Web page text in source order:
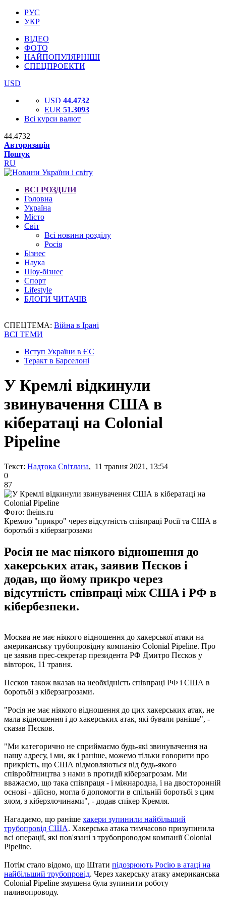
РУС
УКР
ВІДЕО
ФОТО
НАЙПОПУЛЯРНІШІ
СПЕЦПРОЕКТИ
USD
USD 44.4732
EUR 51.3093
Всі курси валют
44.4732
Авторизація
Пошук
RU
ВСІ РОЗДІЛИ
Головна
Україна
Місто
Світ
Всі новини розділу
Росія
Бізнес
Наука
Шоу-бізнес
Спорт
Lifestyle
БЛОГИ ЧИТАЧІВ
СПЕЦТЕМА: Війна в Ірані
ВСІ ТЕМИ
Вступ України в ЄС
Теракт в Барселоні
У Кремлі відкинули
звинувачення США в
кібератаці на Colonial
Pipeline
Текст: Надтока Світлана, 11 травня 2021, 13:54
0
87
Фото: theins.ru
Кремлю "прикро" через відсутність співпраці Росії та США в
боротьбі з кіберзагрозами
Росія не має ніякого відношення до
хакерських атак, заявив Пєсков і
додав, що йому прикро через
відсутність співпраці між США і РФ в
кібербезпеки.
Москва не має ніякого відношення до хакерської атаки на
американську трубопровідну компанію Colonial Pipeline. Про
це заявив прес-секретар президента РФ Дмитро Пєсков у
вівторок, 11 травня.
Пєсков також вказав на необхідність співпраці РФ і США в
боротьбі з кіберзагрозами.
"Росія не має ніякого відношення до цих хакерських атак, не
мала відношення і до хакерських атак, які бували раніше", -
сказав Пєсков.
"Ми категорично не сприймаємо будь-які звинувачення на
нашу адресу, і ми, як і раніше, можемо тільки говорити про
прикрість, що США відмовляються від будь-якого
співробітництва з нами в протидії кіберзагрозам. Ми
вважаємо, що така співпраця - і міжнародна, і на двосторонній
основі - дійсно, могла б допомогти в спільній боротьбі з цим
злом, з кіберзлочинами", - додав спікер Кремля.
Нагадаємо, що раніше хакери зупинили найбільший
трубопровід США. Хакерська атака тимчасово призупинила
всі операції, які пов'язані з трубопроводом компанії Colonial
Pipeline.
Потім стало відомо, що Штати підозрюють Росію в атаці на
найбільший трубопровід. Через хакерську атаку американська
Colonial Pipeline змушена була зупинити роботу
паливопроводу.